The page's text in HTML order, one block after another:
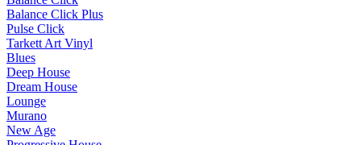
Balance Click Plus
Pulse Click
Tarkett Art Vinyl
Blues
Deep House
Dream House
Lounge
Murano
New Age